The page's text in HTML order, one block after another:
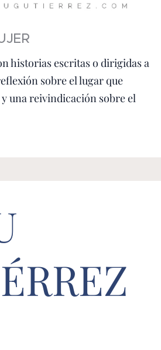
historias escritas o dirigidas a
sobre el lugar que
una reivindicación sobre el